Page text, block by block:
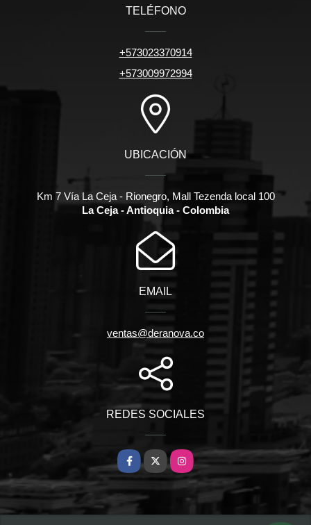
TELÉFONO
+573023370914
+573009972994
UBICACIÓN
Km 7 Vía La Ceja - Rionegro, Mall Tezenda local 100
La Ceja - Antioquia - Colombia
EMAIL
ventas@deranova.co
REDES SOCIALES
Facebook
X Instagram